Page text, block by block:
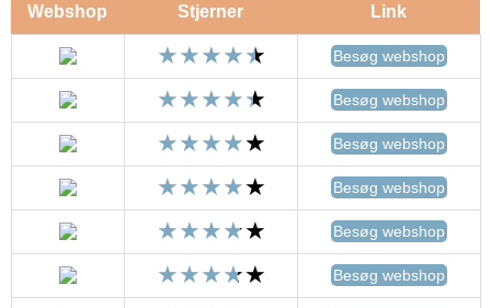
Webshop Stjerner Link
Besøg webshop
Besøg webshop
Besøg webshop
Besøg webshop
Besøg webshop
Besøg webshop